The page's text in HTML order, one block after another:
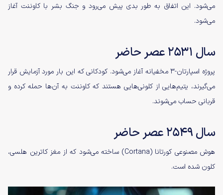
می‌شود. این اتفاق به طور بدی پیش می‌رود و جنگ بشر با کاوننت آغاز
می‌شود.
سال ۲۵۳۱ عصر حاضر
پروژه اسپارتان-۳ مخفیانه آغاز می‌شود. کودکانی که این بار مورد آزمایش قرار
می‌گیرند، یتیم‌هایی از کلونی‌هایی هستند که کاوننت به آن‌ها حمله کرده و
قربانی حساب می‌شوند.
سال ۲۵۴۹ عصر حاضر
هوش مصنوعی کورتانا (Cortana) ساخته می‌شود که از مغز کاترین هلسی،
کلون شده است.